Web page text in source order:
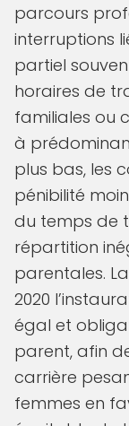
parcours
interruptions
partiel
horaires de
familiales ou
à
plus bas, les
pénibilité
du temps de
répartition
parentales.
2020
égal et
parent, afin
carrière
femmes en